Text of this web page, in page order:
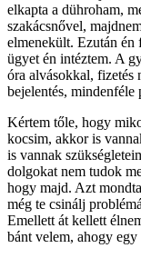
elkapta a dühroham,
szakácsnővel,
elmenekült. Ezután én
ügyet én intéztem. A
óra alvásokkal, fizetés
bejelentés,
Kértem tőle, hogy
kocsim, akkor is
is vannak
dolgokat nem tudok
hogy majd. Azt
még te csinálj
Emellett át kellett
bánt velem, ahogy